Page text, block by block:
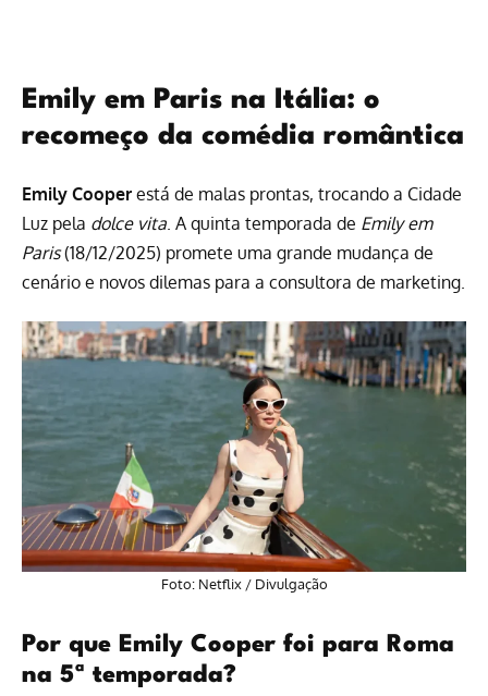
Emily em Paris na Itália: o
recomeço da comédia romântica
Emily Cooper está de malas prontas, trocando a Cidade
Luz pela dolce vita . A quinta temporada de Emily em
Paris(18/12/2025) promete uma grande mudança de
cenário e novos dilemas para a consultora de marketing.
Foto: Netflix/ Divulgação
Por que Emily Cooper foi para Roma
na 5ª temporada?